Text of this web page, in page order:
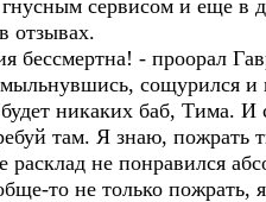
сервисом и еще в
отзывах.
бессмертна! - проорал
сощурился и
никаких баб, Тима. И
там. Я знаю, пожрать
не понравился
то не только пожрать,